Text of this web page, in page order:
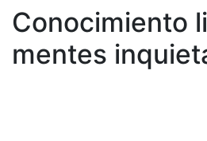
Conocimiento
mentes